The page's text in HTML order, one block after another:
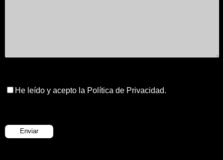
He leído y acepto la Política de Privacidad.